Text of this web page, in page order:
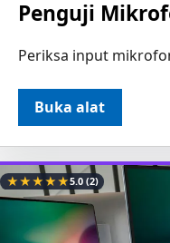
Penguji
Periksa input
Buka alat
★★★★★5.0(2)